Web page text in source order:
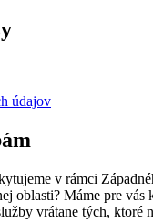
údajov
v rámci
oblasti? Máme pre
vrátane tých, ktoré